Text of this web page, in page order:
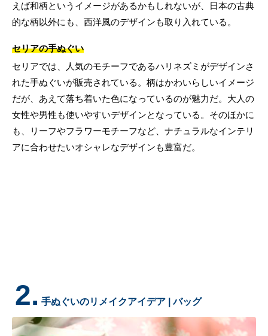
えば和柄というイメージがあるかもしれないが、日本の古典
的な柄以外にも、西洋風のデザインも取り入れている。
セリアの手ぬぐい
セリアでは、人気のモチーフであるハリネズミがデザインさ
れた手ぬぐいが販売されている。柄はかわいらしいイメージ
だが、あえて落ち着いた色になっているのが魅力だ。大人の
女性や男性も使いやすいデザインとなっている。そのほかに
も、リーフやフラワーモチーフなど、ナチュラルなインテリ
アに合わせたいオシャレなデザインも豊富だ。
2. 手ぬぐいのリメイクアイデア | バッグ